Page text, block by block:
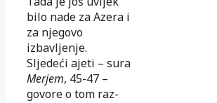
bilo nade za Aze­ra i
za njegovo
izbavljenje.
Sljedeći ajeti – sura
Merjem, 45-47 –
govore o tom raz­